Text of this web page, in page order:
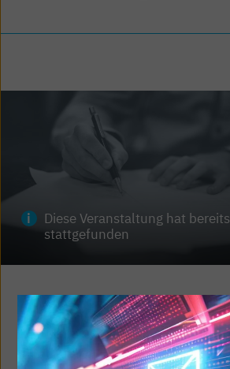
WEBINAR
Halbtags-Webinar
Diese Veranstaltung hat bereits
stattgefunden